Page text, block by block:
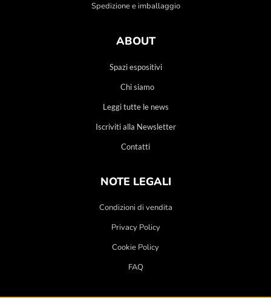
Spedizione e imballaggio
ABOUT
Spazi espositivi
Chi siamo
Leggi tutte le news
Iscriviti alla Newsletter
Contatti
NOTE LEGALI
Condizioni di vendita
Privacy Policy
Cookie Policy
FAQ